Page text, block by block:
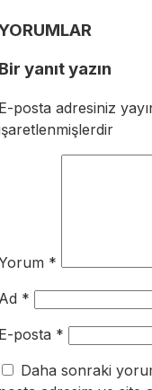
yanıt yazın
posta adresiniz
*
*
posta *
Daha sonraki